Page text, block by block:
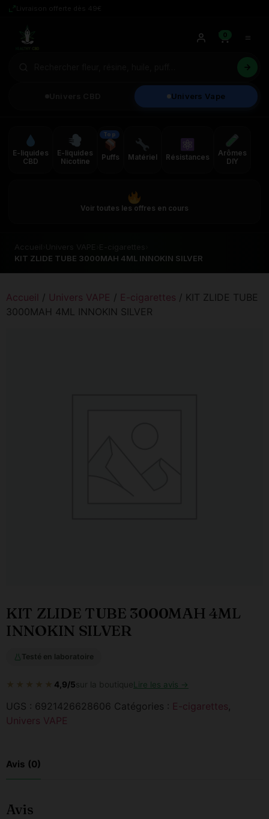
Univers Vape
0
E-liquides
CBD
E-liquides
Nicotine
Top
Puffs Matériel Résistances
Arômes
DIY
Voir toutes les offres en cours
KIT ZLIDE TUBE 3000MAH 4ML INNOKIN SILVER
Accueil / Univers VAPE / E-cigarettes / KIT ZLIDE TUBE
3000MAH 4ML INNOKIN SILVER
KIT ZLIDE TUBE 3000MAH 4ML
INNOKIN SILVER
Testé en laboratoire
★★★★★ 4,9/5sur la boutiqueLire les avis →
UGS : 6921426628606 Catégories : E-cigarettes,
Univers VAPE
Avis (0)
Avis